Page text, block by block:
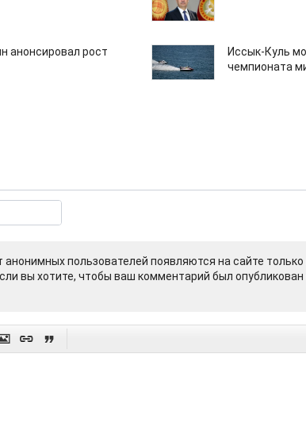
анонсировал рост
Иссык-Куль
чемпионата
пользователей появляются на сайте только
вы хотите, чтобы ваш комментарий был опубликован
 